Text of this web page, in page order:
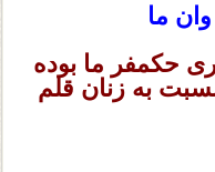
وان ما
حکمفر ما بوده
به زنان قلم